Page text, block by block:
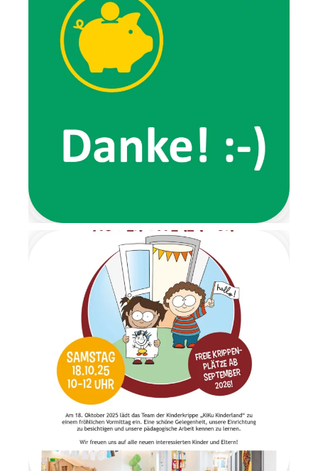
zu verschiedenen
Aktivitäten ein. Außerdem
erzählten sie von ihren
Erlebnissen, wie zum Beispiel
von ihrem
Lieblingsspaziergang, den wir
gemeinsam ausprobierten.
der Wichtelbrunch. Schon im
Eingangsbereich wartete eine
Nachricht der beiden Wichtel
und forderte die Kinder dazu
Mit stimmungsvoller
Weihnachtsmusik wurden alle
Kinder herzlich begrüßt.
Gemeinsam frühstückten wir
in ruhiger und gemütlicher
Atmosphäre. Anschließend
wartete ein Geschenketisch,
an dem die Überraschungen
im Morgenkreis gemeinsam
ausgepackt wurden. Es war
ein Moment voller Staunen
und Freude. Am letzten Tag
der Wichtelzeit
verabschiedeten sich die
Wichtel mit einem
Abschiedsbrief. Sie bedankten
sich für die schöne
gemeinsame Zeit und
versprachen den Kindern, im